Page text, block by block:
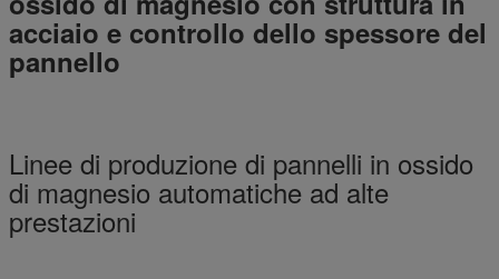
acciaio e controllo dello spessore del
pannello
Linee di produzione di pannelli in ossido
di magnesio automatiche ad alte
prestazioni